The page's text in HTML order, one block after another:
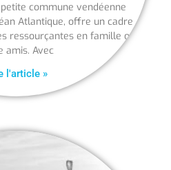
commune vendéenne
Atlantique, offre un cadre
ressourçantes en famille ou
amis. Avec
l'article »